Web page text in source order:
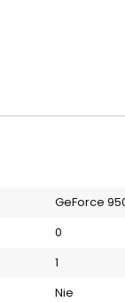
GeForce
0
1
Nie